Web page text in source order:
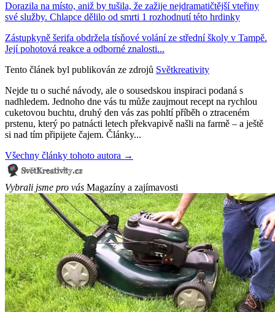
Dorazila na místo, aniž by tušila, že zažije nejdramatičtější vteřiny
své služby. Chlapce dělilo od smrti 1 rozhodnutí této hrdinky
Zástupkyně šerifa obdržela tísňové volání ze střední školy v Tampě.
Její pohotová reakce a odborné znalosti...
Tento článek byl publikován ze zdrojů Světkreativity
Nejde tu o suché návody, ale o sousedskou inspiraci podaná s
nadhledem. Jednoho dne vás tu může zaujmout recept na rychlou
cuketovou buchtu, druhý den vás zas pohltí příběh o ztraceném
prstenu, který po patnácti letech překvapivě našli na farmě – a ještě
si nad tím připijete čajem. Články...
Všechny články tohoto autora →
Vybrali jsme pro vás Magazíny a zajímavosti